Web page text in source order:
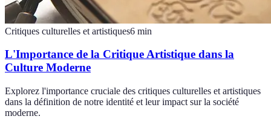
Critiques culturelles et artistiques6 min
L'Importance de la Critique Artistique dans la
Culture Moderne
Explorez l'importance cruciale des critiques culturelles et artistiques
dans la définition de notre identité et leur impact sur la société
moderne.